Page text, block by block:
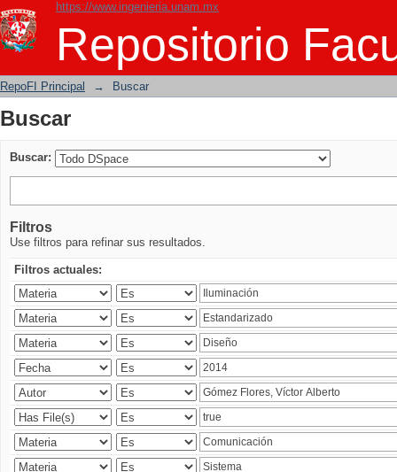
https://www.ingenieria.unam.mx
Repositorio
Buscar
RepoFI Principal → Buscar
Buscar
Buscar:
Filtros
Use filtros para refinar sus resultados.
Filtros actuales: